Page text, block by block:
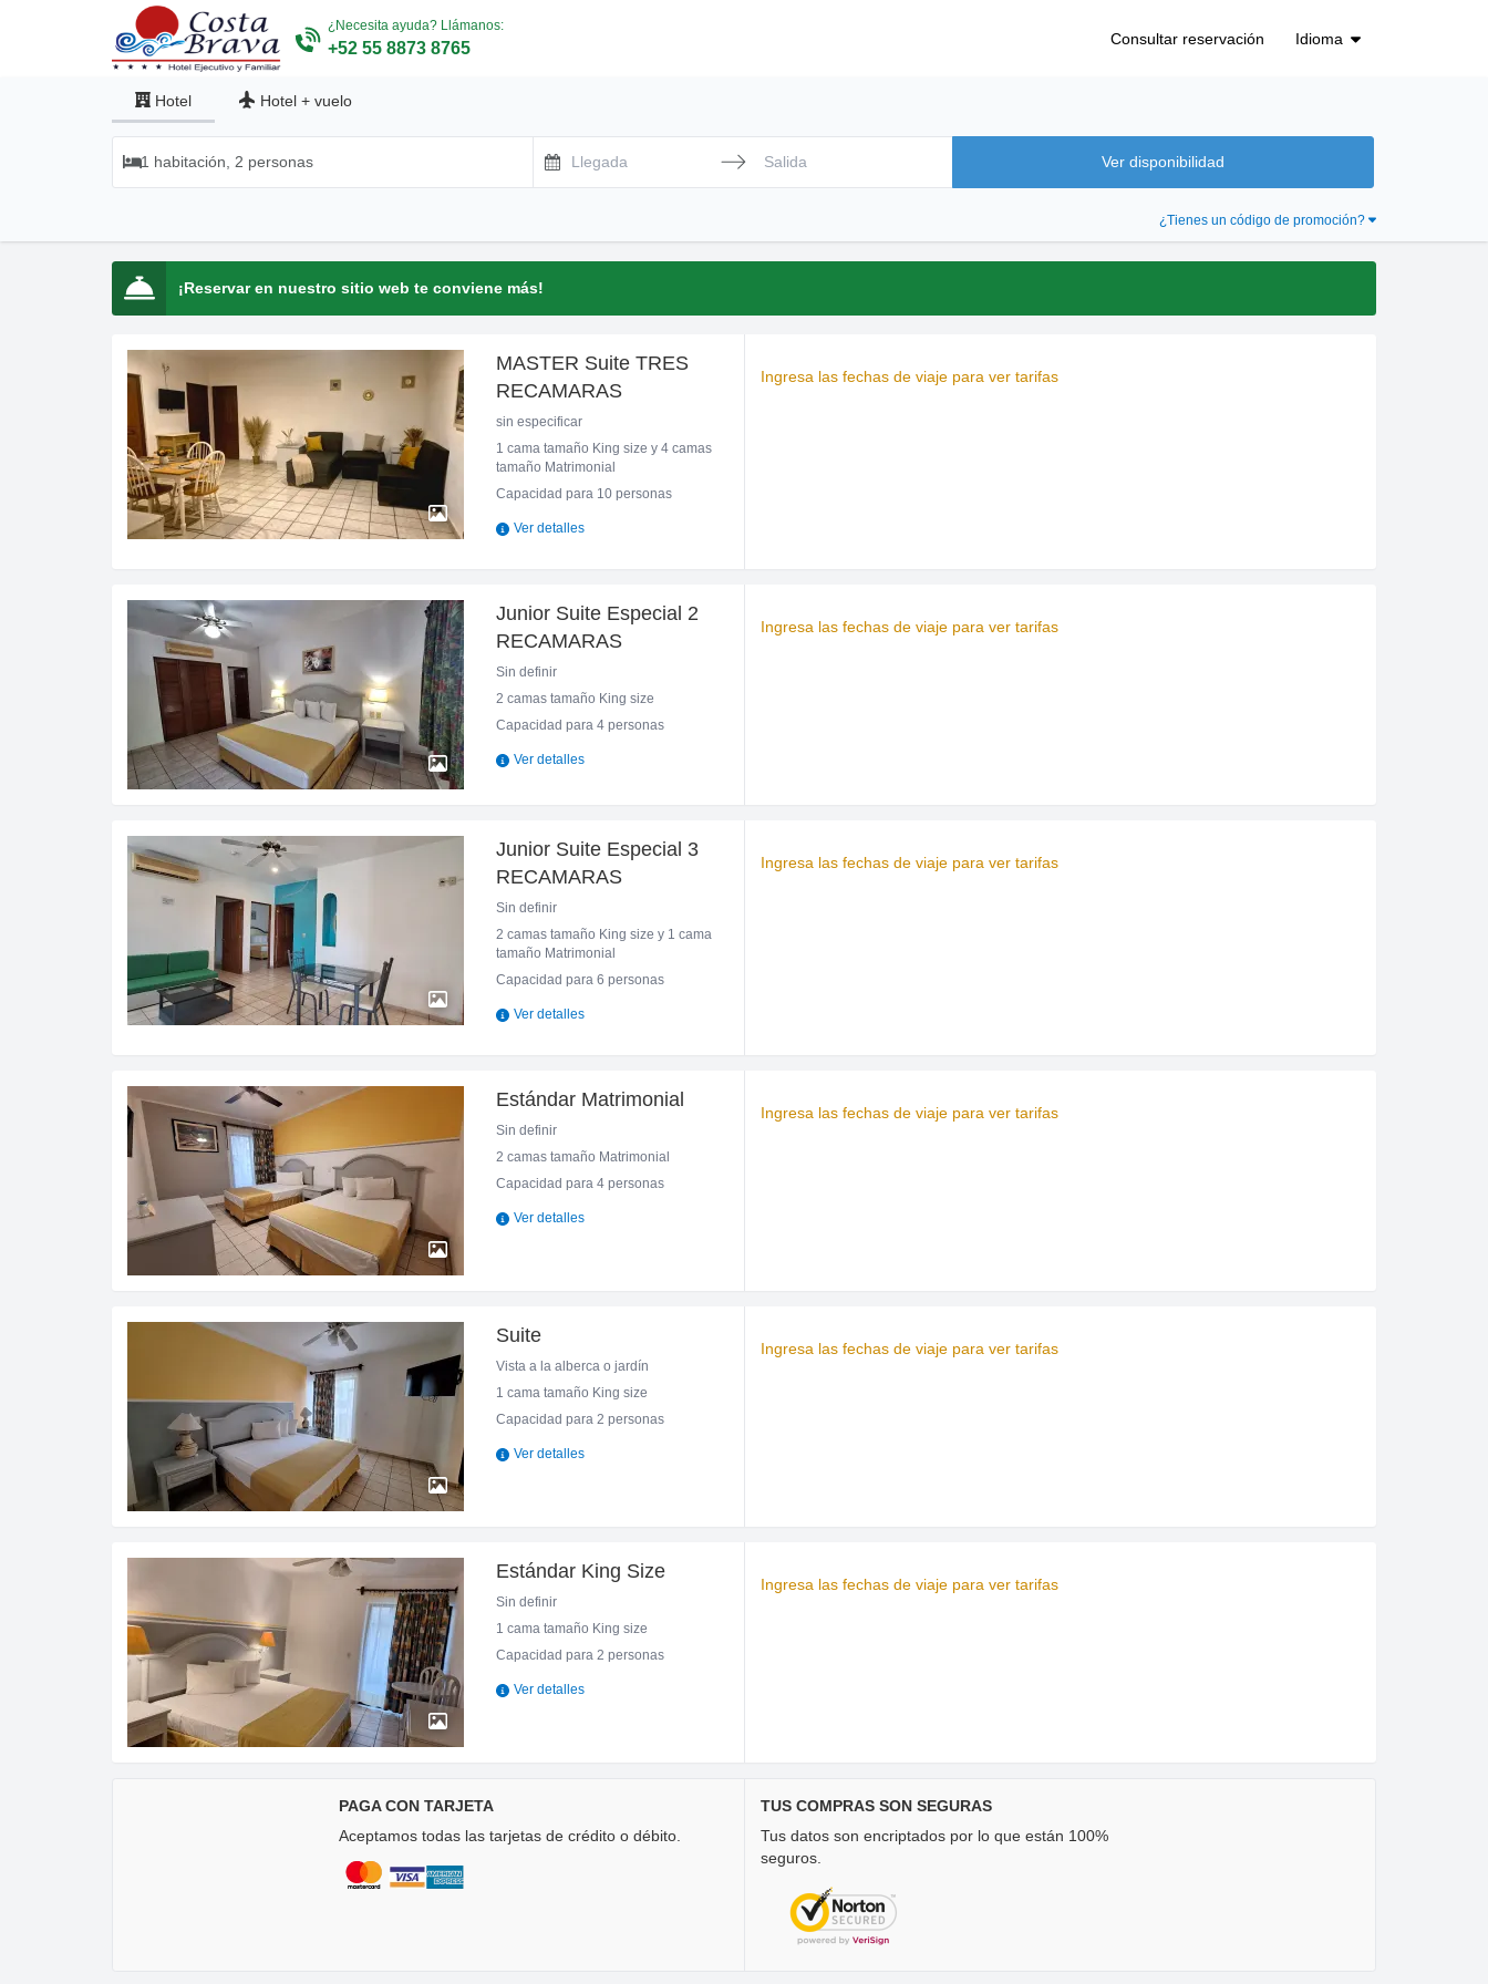
¿Necesita ayuda? Llámanos:
+52 55 8873 8765 Consultar reservación Idioma
Hotel Hotel+ vuelo
1 habitación, 2 personas
Ver disponibilidad
¿Tienes un código de promoción?
¡Reservar en nuestro sitio web te conviene más!
MASTER Suite TRES
RECAMARAS
sin especificar
1 cama tamaño King size y 4 camas
tamaño Matrimonial
Capacidad para 10 personas
Ver detalles
Ingresa las fechas de viaje para ver tarifas
Junior Suite Especial 2
RECAMARAS
Sin definir
2 camas tamaño King size
Capacidad para 4 personas
Ver detalles
Ingresa las fechas de viaje para ver tarifas
Junior Suite Especial 3
RECAMARAS
Sin definir
2 camas tamaño King size y 1 cama
tamaño Matrimonial
Capacidad para 6 personas
Ver detalles
Ingresa las fechas de viaje para ver tarifas
Estándar Matrimonial
Sin definir
2 camas tamaño Matrimonial
Capacidad para 4 personas
Ver detalles
Ingresa las fechas de viaje para ver tarifas
Suite
Vista a la alberca o jardín
1 cama tamaño King size
Capacidad para 2 personas
Ver detalles
Ingresa las fechas de viaje para ver tarifas
Estándar King Size
Sin definir
1 cama tamaño King size
Capacidad para 2 personas
Ver detalles
Ingresa las fechas de viaje para ver tarifas
PAGA CON TARJETA
Aceptamos todas las tarjetas de crédito o débito.
TUS COMPRAS SON SEGURAS
Tus datos son encriptados por lo que están 100%
seguros.